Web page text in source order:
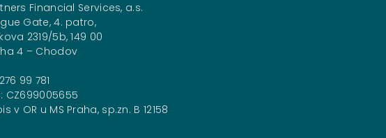
Financial Services, a.s.
Gate, 4. patro,
2319/5b, 149 00
4 – Chodov
99 781
CZ699005655
v OR u MS Praha, sp.zn. B 12158